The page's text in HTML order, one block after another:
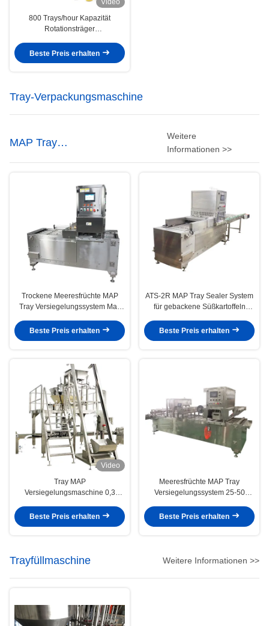
Video
800 Trays/hour Kapazität
Rotationsträger
Snack-Träger für Trockenfutter
Beste Preis erhalten
Tray-Verpackungsmaschine
MAP Tray
Versiegelungsmaschine
Weitere
Informationen >>
Trockene Meeresfrüchte MAP
Tray Versiegelungssystem Max
Edelstahl
Beste Preis erhalten
ATS-2R MAP Tray Sealer System
für gebackene Süßkartoffeln
Beste Preis erhalten
Video
Tray MAP
Versiegelungsmaschine 0,3
Tierfutterverpackungen
Beste Preis erhalten
Meeresfrüchte MAP Tray
Versiegelungssystem 25-50
Versiegelungsgeschwindigkeit
Beste Preis erhalten
Trayfüllmaschine Weitere Informationen >>